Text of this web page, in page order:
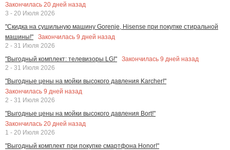
Закончилась 20 дней назад
3 - 20 Июля 2026
"Скидка на сушильную машину Gorenje, Hisense при покупке стиральной
машины!"
Закончилась 9 дней назад
2 - 31 Июля 2026
"Выгодный комплект: телевизоры LG!"
Закончилась 9 дней назад
2 - 31 Июля 2026
"Выгодные цены на мойки высокого давления Karcher!"
Закончилась 9 дней назад
2 - 31 Июля 2026
"Выгодные цены на мойки высокого давления Bort!"
Закончилась 20 дней назад
1 - 20 Июля 2026
"Выгодный комплект при покупке смартфона Honor!"